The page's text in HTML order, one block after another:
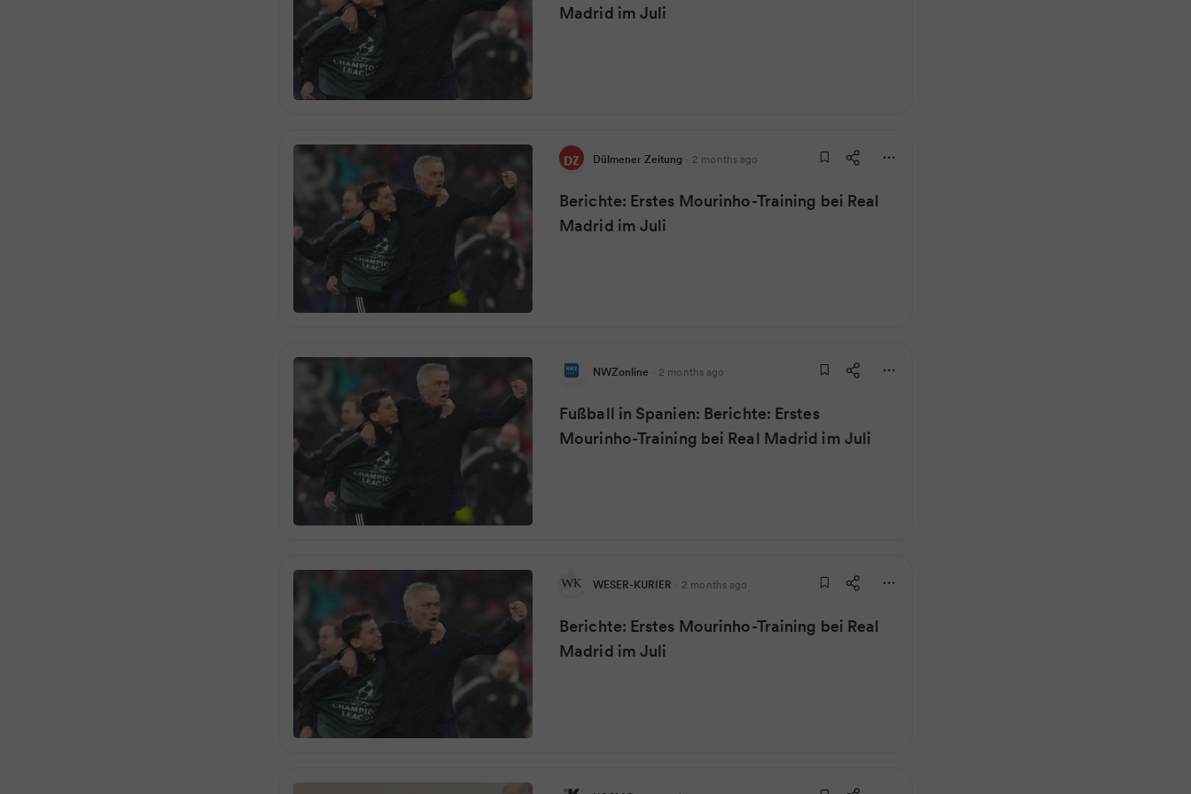
Madrid im Juli
Dülmener Zeitung · 2 months ago
Berichte: Erstes Mourinho-Training bei Real
Madrid im Juli
NWZonline · 2 months ago
Fußball in Spanien: Berichte: Erstes
Mourinho-Training bei Real Madrid im Juli
WESER-KURIER · 2 months ago
Berichte: Erstes Mourinho-Training bei Real
Madrid im Juli